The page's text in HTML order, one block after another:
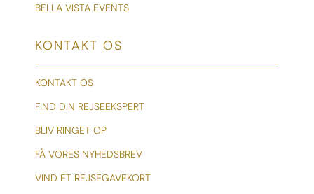
BELLA VISTA EVENTS
KONTAKT OS
KONTAKT OS
FIND DIN REJSEEKSPERT
BLIV RINGET OP
FÅ VORES NYHEDSBREV
VIND ET REJSEGAVEKORT